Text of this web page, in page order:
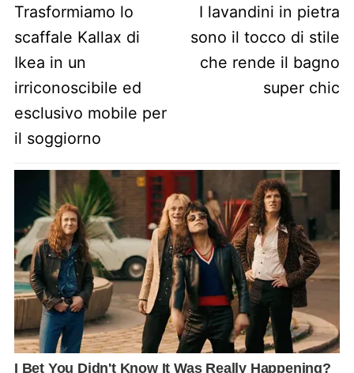
Previous post:
Trasformiamo lo
scaffale Kallax di
Ikea in un
irriconoscibile ed
esclusivo mobile per
il soggiorno
Next post:
I lavandini in pietra
sono il tocco di stile
che rende il bagno
super chic